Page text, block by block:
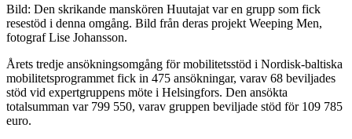
Bild: Den skrikande manskören Huutajat var en grupp som fick
resestöd i denna omgång. Bild från deras projekt Weeping Men,
fotograf Lise Johansson.
Årets tredje ansökningsomgång för mobilitetsstöd i Nordisk-baltiska
mobilitetsprogrammet fick in 475 ansökningar, varav 68 beviljades
stöd vid expertgruppens möte i Helsingfors. Den ansökta
totalsumman var 799 550, varav gruppen beviljade stöd för 109 785
euro.